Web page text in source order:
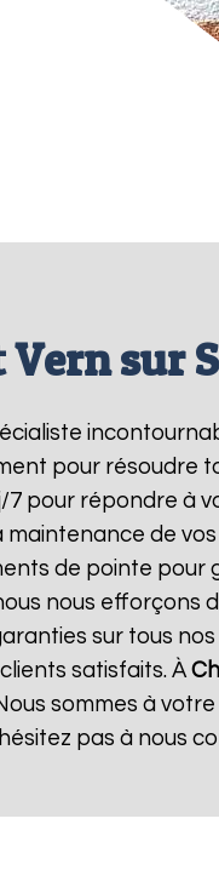
sur
pour résoudre
pour répondre à
de
de pointe pour
nous efforçons
sur tous
satisfaits. À
sommes à
pas à nous